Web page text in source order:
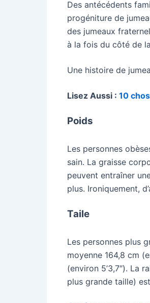
Des antécédents
progéniture de
des jumeaux
à la fois du côté de
Une histoire de
Lisez Aussi : 10
Poids
Les personnes
sain. La graisse
peuvent entraîner
plus. Ironiquement,
Taile
Les personnes plus
moyenne 164,8 cm
(environ 5’3,7″). La
plus grande taille)